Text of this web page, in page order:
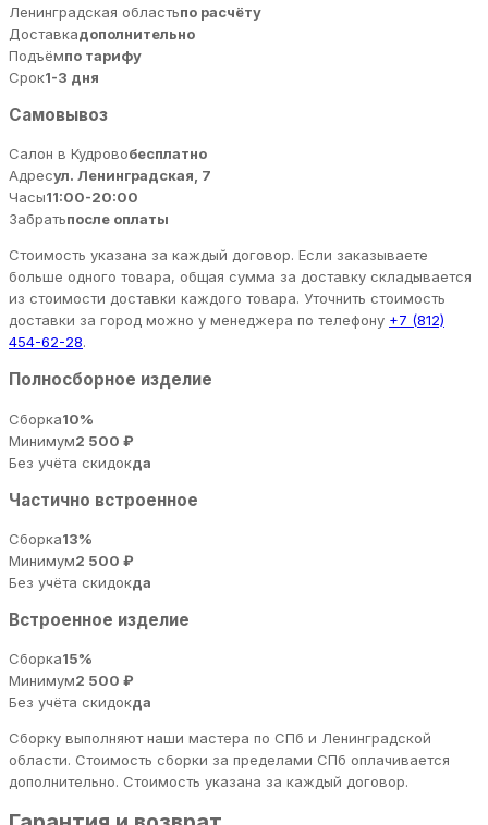
Ленинградская областьпо расчёту
Доставкадополнительно
Подъёмпо тарифу
Срок1-3 дня
Самовывоз
Салон в Кудровобесплатно
Адресул. Ленинградская, 7
Часы11:00-20:00
Забратьпосле оплаты
Стоимость указана за каждый договор. Если заказываете
больше одного товара, общая сумма за доставку складывается
из стоимости доставки каждого товара. Уточнить стоимость
доставки за город можно у менеджера по телефону +7 (812)
454-62-28.
Полносборное изделие
Сборка10%
Минимум2 500 ₽
Без учёта скидокда
Частично встроенное
Сборка13%
Минимум2 500 ₽
Без учёта скидокда
Встроенное изделие
Сборка15%
Минимум2 500 ₽
Без учёта скидокда
Сборку выполняют наши мастера по СПб и Ленинградской
области. Стоимость сборки за пределами СПб оплачивается
дополнительно. Стоимость указана за каждый договор.